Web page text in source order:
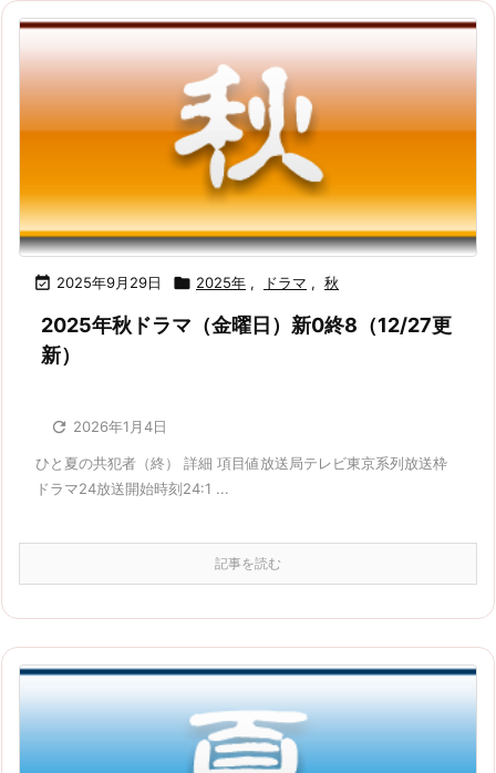
 2025年9月29日  2025年 , ドラマ , 秋
2025年秋ドラマ（金曜日）新0終8（12/27更
新）
 2026年1月4日
ひと夏の共犯者（終） 詳細 項目値放送局テレビ東京系列放送枠
ドラマ24放送開始時刻24:1 ...
記事を読む